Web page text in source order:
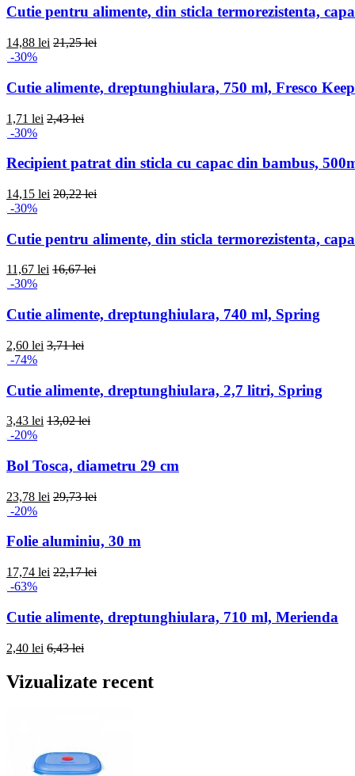
Cutie pentru alimente, din sticla termorezistenta,
14,88 lei 21,25 lei
-30%
Cutie alimente, dreptunghiulara, 750 ml, Fresco
1,71 lei 2,43 lei
-30%
Recipient patrat din sticla cu capac din bambus,
14,15 lei 20,22 lei
-30%
Cutie pentru alimente, din sticla termorezistenta,
11,67 lei 16,67 lei
-30%
Cutie alimente, dreptunghiulara, 740 ml, Spring
2,60 lei 3,71 lei
-74%
Cutie alimente, dreptunghiulara, 2,7 litri, Spring
3,43 lei 13,02 lei
-20%
Bol Tosca, diametru 29 cm
23,78 lei 29,73 lei
-20%
Folie aluminiu, 30 m
17,74 lei 22,17 lei
-63%
Cutie alimente, dreptunghiulara, 710 ml, Merienda
2,40 lei 6,43 lei
Vizualizate recent